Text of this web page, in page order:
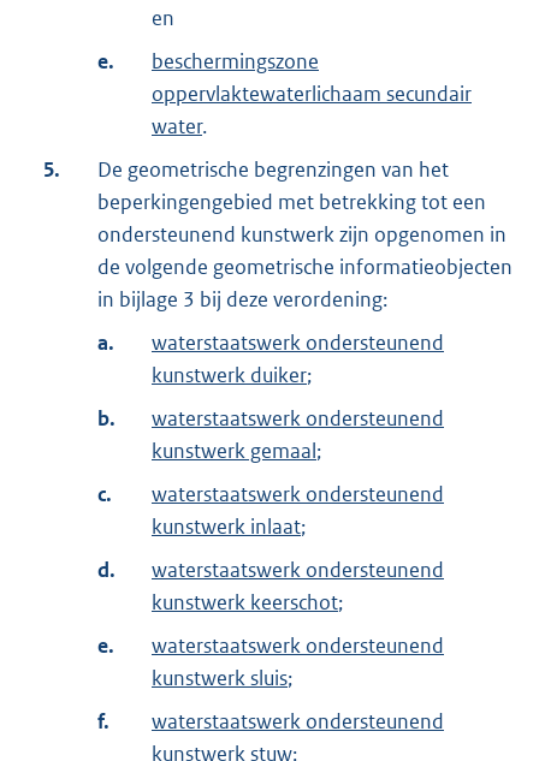
en
e.
beschermingszone
oppervlaktewaterlichaam secundair
water.
5.
De geometrische begrenzingen van het
beperkingengebied met betrekking tot een
ondersteunend kunstwerk zijn opgenomen in
de volgende geometrische informatieobjecten
in bijlage 3 bij deze verordening:
a.
waterstaatswerk ondersteunend
kunstwerk duiker;
b.
waterstaatswerk ondersteunend
kunstwerk gemaal;
c.
waterstaatswerk ondersteunend
kunstwerk inlaat;
d.
waterstaatswerk ondersteunend
kunstwerk keerschot;
e.
waterstaatswerk ondersteunend
kunstwerk sluis;
f.
waterstaatswerk ondersteunend
kunstwerk stuw;